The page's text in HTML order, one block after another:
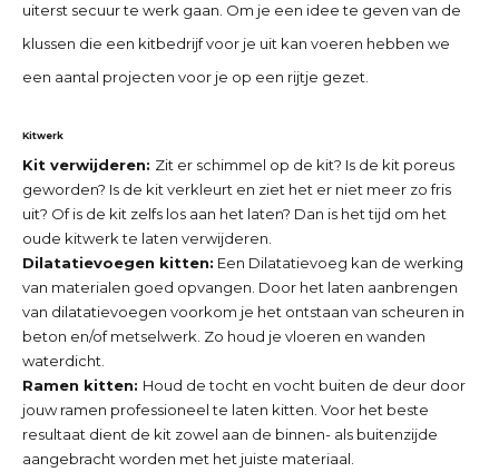
uiterst secuur te werk gaan. Om je een idee te geven van de
klussen die een kitbedrijf voor je uit kan voeren hebben we
een aantal projecten voor je op een rijtje gezet.
Kitwerk
Kit verwijderen: Zit er schimmel op de kit? Is de kit poreus
geworden? Is de kit verkleurt en ziet het er niet meer zo fris
uit? Of is de kit zelfs los aan het laten? Dan is het tijd om het
oude kitwerk te laten verwijderen.
Dilatatievoegen kitten: Een Dilatatievoeg kan de werking
van materialen goed opvangen. Door het laten aanbrengen
van dilatatievoegen voorkom je het ontstaan van scheuren in
beton en/of metselwerk. Zo houd je vloeren en wanden
waterdicht.
Ramen kitten: Houd de tocht en vocht buiten de deur door
jouw ramen professioneel te laten kitten. Voor het beste
resultaat dient de kit zowel aan de binnen- als buitenzijde
aangebracht worden met het juiste materiaal.